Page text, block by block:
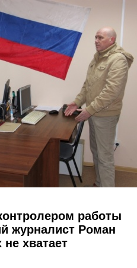
работы
журналист Роман
хватает